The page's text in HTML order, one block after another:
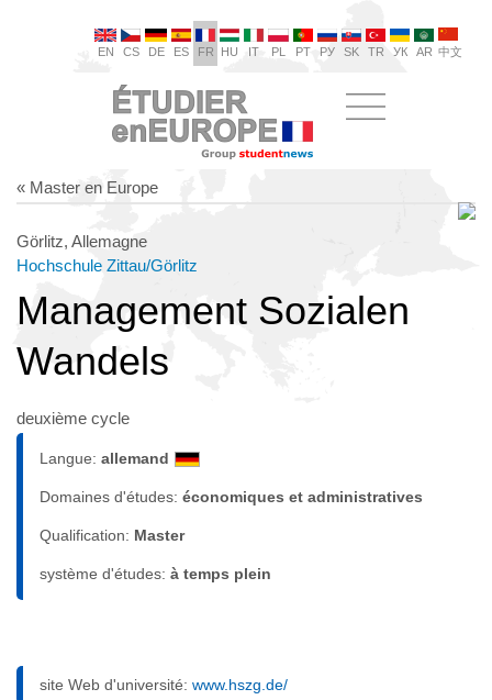
EN CS DE ES FR HU IT PL PT РУ SK TR УК AR 中文
« Master en Europe
Görlitz, Allemagne
Hochschule Zittau/Görlitz
Management Sozialen
Wandels
deuxième cycle
Langue: allemand
Domaines d'études: économiques et administratives
Qualification: Master
système d'études: à temps plein
site Web d'université: www.hszg.de/